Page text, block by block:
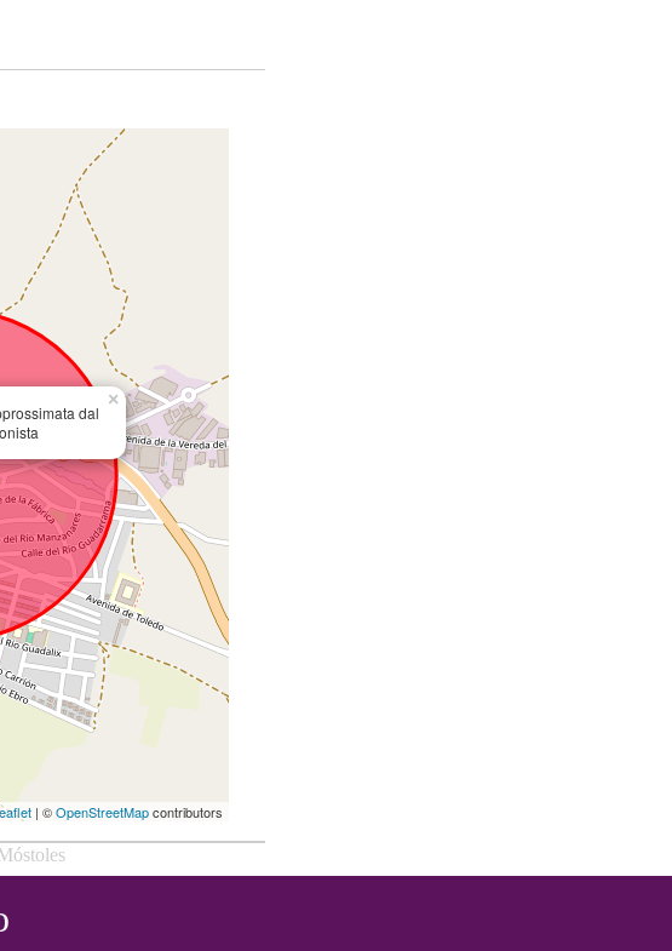
dal
×
| ©OpenStreetMapcontributors